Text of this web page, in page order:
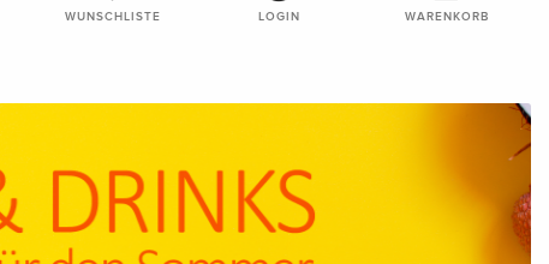
WUNSCHLISTE LOGIN WARENKORB